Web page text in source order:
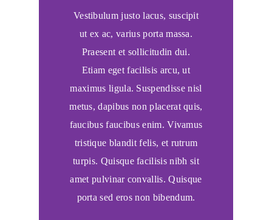
Vestibulum justo lacus, suscipit
ut ex ac, varius porta massa.
Praesent et sollicitudin dui.
Etiam eget facilisis arcu, ut
maximus ligula. Suspendisse nisl
metus, dapibus non placerat quis,
faucibus faucibus enim. Vivamus
tristique blandit felis, et rutrum
turpis. Quisque facilisis nibh sit
amet pulvinar convallis. Quisque
porta sed eros non bibendum.